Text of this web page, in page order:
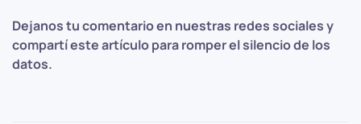
Dejanos tu comentario en nuestras redes sociales y
compartí este artículo para romper el silencio de los
datos.